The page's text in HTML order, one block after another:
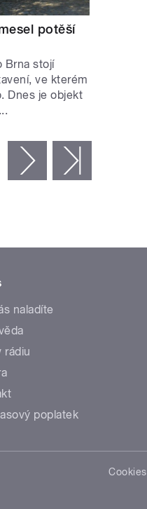
potěší
Brna stojí
ve kterém
Dnes je objekt
následující ›
naladíte
rádiu
poplatek
Cookies